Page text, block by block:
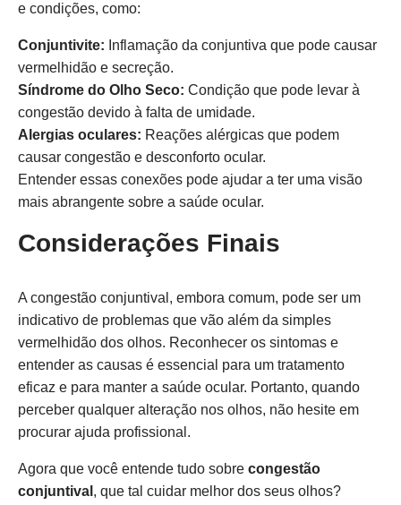
e condições, como:
Conjuntivite: Inflamação da conjuntiva que pode causar
vermelhidão e secreção.
Síndrome do Olho Seco: Condição que pode levar à
congestão devido à falta de umidade.
Alergias oculares: Reações alérgicas que podem
causar congestão e desconforto ocular.
Entender essas conexões pode ajudar a ter uma visão
mais abrangente sobre a saúde ocular.
Considerações Finais
A congestão conjuntival, embora comum, pode ser um
indicativo de problemas que vão além da simples
vermelhidão dos olhos. Reconhecer os sintomas e
entender as causas é essencial para um tratamento
eficaz e para manter a saúde ocular. Portanto, quando
perceber qualquer alteração nos olhos, não hesite em
procurar ajuda profissional.
Agora que você entende tudo sobre congestão
conjuntival , que tal cuidar melhor dos seus olhos?